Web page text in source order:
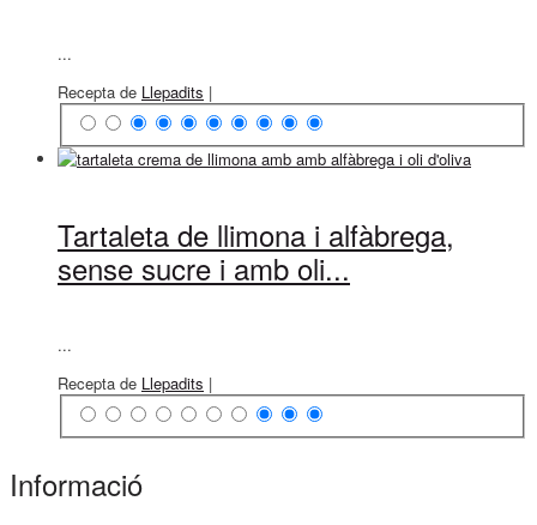
...
Recepta de Llepadits |
Tartaleta de llimona i alfàbrega,
sense sucre i amb oli...
...
Recepta de Llepadits |
Informació